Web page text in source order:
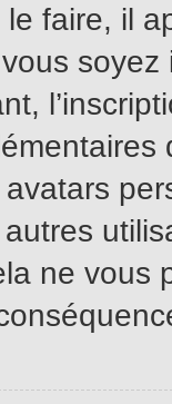
faire, il
autres
ne vous